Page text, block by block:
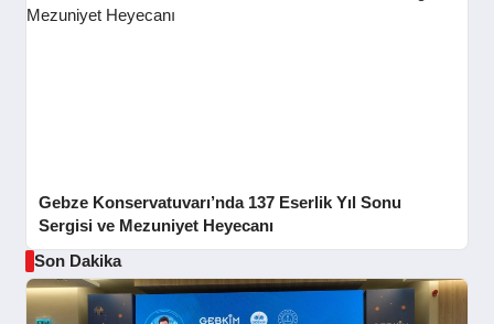
Gebze Konservatuvarı’nda 137 Eserlik Yıl Sonu
Sergisi ve Mezuniyet Heyecanı
Son Dakika